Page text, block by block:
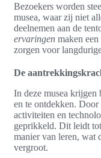
Bezoekers worden
musea, waar zij niet
deelnemen aan de
ervaringen maken
zorgen voor
De
In deze musea krijgen
en te ontdekken. Door
activiteiten en
geprikkeld. Dit leidt
manier van leren, wat
vergroot.